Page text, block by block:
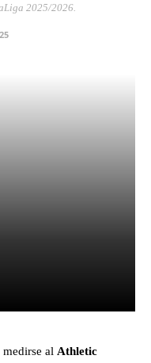
2025/2026.
al Athletic